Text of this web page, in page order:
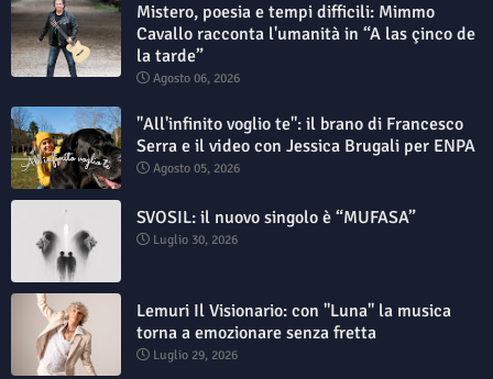
Mistero, poesia e tempi difficili: Mimmo
Cavallo racconta l'umanità in “A las çinco de
la tarde”
Agosto 06, 2026
"All'infinito voglio te": il brano di Francesco
Serra e il video con Jessica Brugali per ENPA
Agosto 05, 2026
SVOSIL: il nuovo singolo è “MUFASA”
Luglio 30, 2026
Lemuri Il Visionario: con "Luna" la musica
torna a emozionare senza fretta
Luglio 29, 2026